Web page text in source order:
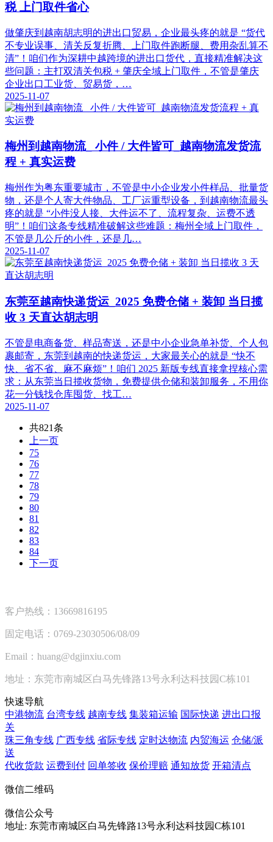
税 上门取件省心
做肇庆到越南胡志明的进出口贸易，企业最头疼的就是 “货代
不专业误事、清关反复折腾、上门取件跑断腿、费用杂乱算不
清”！咱们作为深耕中越跨境的进出口货代，直接精准解决这
些问题：主打双清关包税 + 肇庆全域上门取件，不管是肇庆
企业出口工业货、贸易货，…
2025-11-07
梅州到越南物流_ 小件 / 大件皆可_越南物流发货流
程 + 真实运费
梅州作为粤东重要城市，不管是中小企业发小件样品、批量货
物，还是个人寄大件物品、工厂运重型设备，到越南物流最头
疼的就是 “小件没人接、大件运不了、流程复杂、运费不透
明”！咱们这条专线精准破解这些难题：梅州全域上门取件，
不管是几公斤的小件，还是几…
2025-11-07
东莞至越南快递货运_2025 免费仓储 + 装卸 当日揽
收 3 天直达胡志明
不管是电商备货、样品寄送，还是中小企业急单补货、个人包
裹邮寄，东莞到越南的快递货运，大家最关心的就是 “快不
快、省不省、麻不麻烦”！咱们 2025 新版专线直接拿捏核心需
求：从东莞当日揽收货物，免费提供仓储和装卸服务，不用你
花一分钱找仓库囤货、找工…
2025-11-07
共821条
上一页
75
76
77
78
79
80
81
82
83
84
下一页
客户热线：13669816195
固定电话：0769-23030506/08/09
Email：huang@dgjinxiu.com
地址：东莞市南城区白马先锋路13号永利达科技园C栋101
快速导航
中港物流 台湾专线 越南专线 集装箱运输 国际快递 进出口报
关
珠三角专线 广西专线 省际专线 定时达物流 内贸海运 仓储/派
送
代收货款 运费到付 回单签收 保价理赔 通知放货 开箱清点
微信二维码
微信公众号
地址: 东莞市南城区白马先锋路13号永利达科技园C栋101